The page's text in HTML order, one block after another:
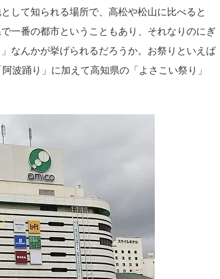
して知られる場所で、高松や松山に比べると
一番の都市ということもあり、それなりのにぎ
なんかが挙げられるだろうか。お祭りといえば
波踊り」に加えて高知県の「よさこい祭り」